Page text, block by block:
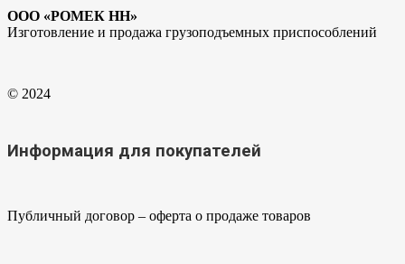
ООО «РОМЕК НН»
Изготовление и продажа грузоподъемных приспособлений
© 2024
Информация для покупателей
Публичный договор – оферта о продаже товаров